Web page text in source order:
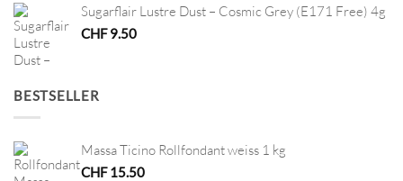
Sugarflair Lustre Dust – Cosmic Grey (E171 Free) 4g
CHF9.50
BESTSELLER
Massa Ticino Rollfondant weiss 1 kg
CHF15.50